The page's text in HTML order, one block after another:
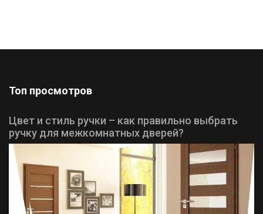
Топ просмотров
Цвет и стиль ручки – как правильно выбрать
ручку для межкомнатных дверей?